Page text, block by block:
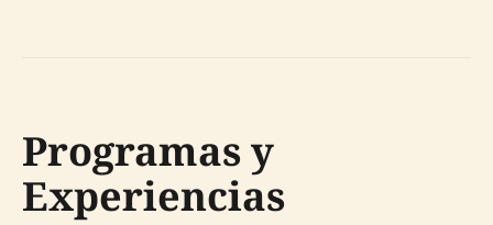
Programas y
Experiencias